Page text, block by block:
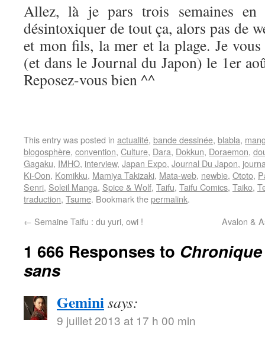
Allez, là je pars trois semaines en
désintoxiquer de tout ça, alors pas de
et mon fils, la mer et la plage. Je
(et dans le Journal du Japon) le 1er
Reposez-vous bien ^^
This entry was posted in actualité, bande dessinée, blabla,
blogosphère, convention, Culture, Dara, Dokkun, Doraemon,
Gagaku, IMHO, interview, Japan Expo, Journal Du Japon,
Ki-Oon, Komikku, Mamiya Takizaki, Mata-web, newbie, Ototo,
Senri, Soleil Manga, Spice & Wolf, Taifu, Taifu Comics, Taiko,
traduction, Tsume. Bookmark thepermalink.
← Semaine Taifu : du yuri, owi ! Avalon &
1 666 Responses to Chronique
sans
Geminisays:
9 juillet 2013 at 17 h 00 min